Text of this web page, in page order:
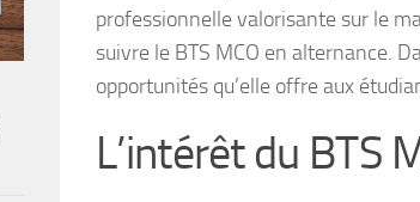
professionnelle valorisante sur le
suivre le BTS MCO en alternance.
opportunités qu’elle offre aux
L’intérêt du BTS